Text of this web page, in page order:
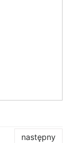
następny